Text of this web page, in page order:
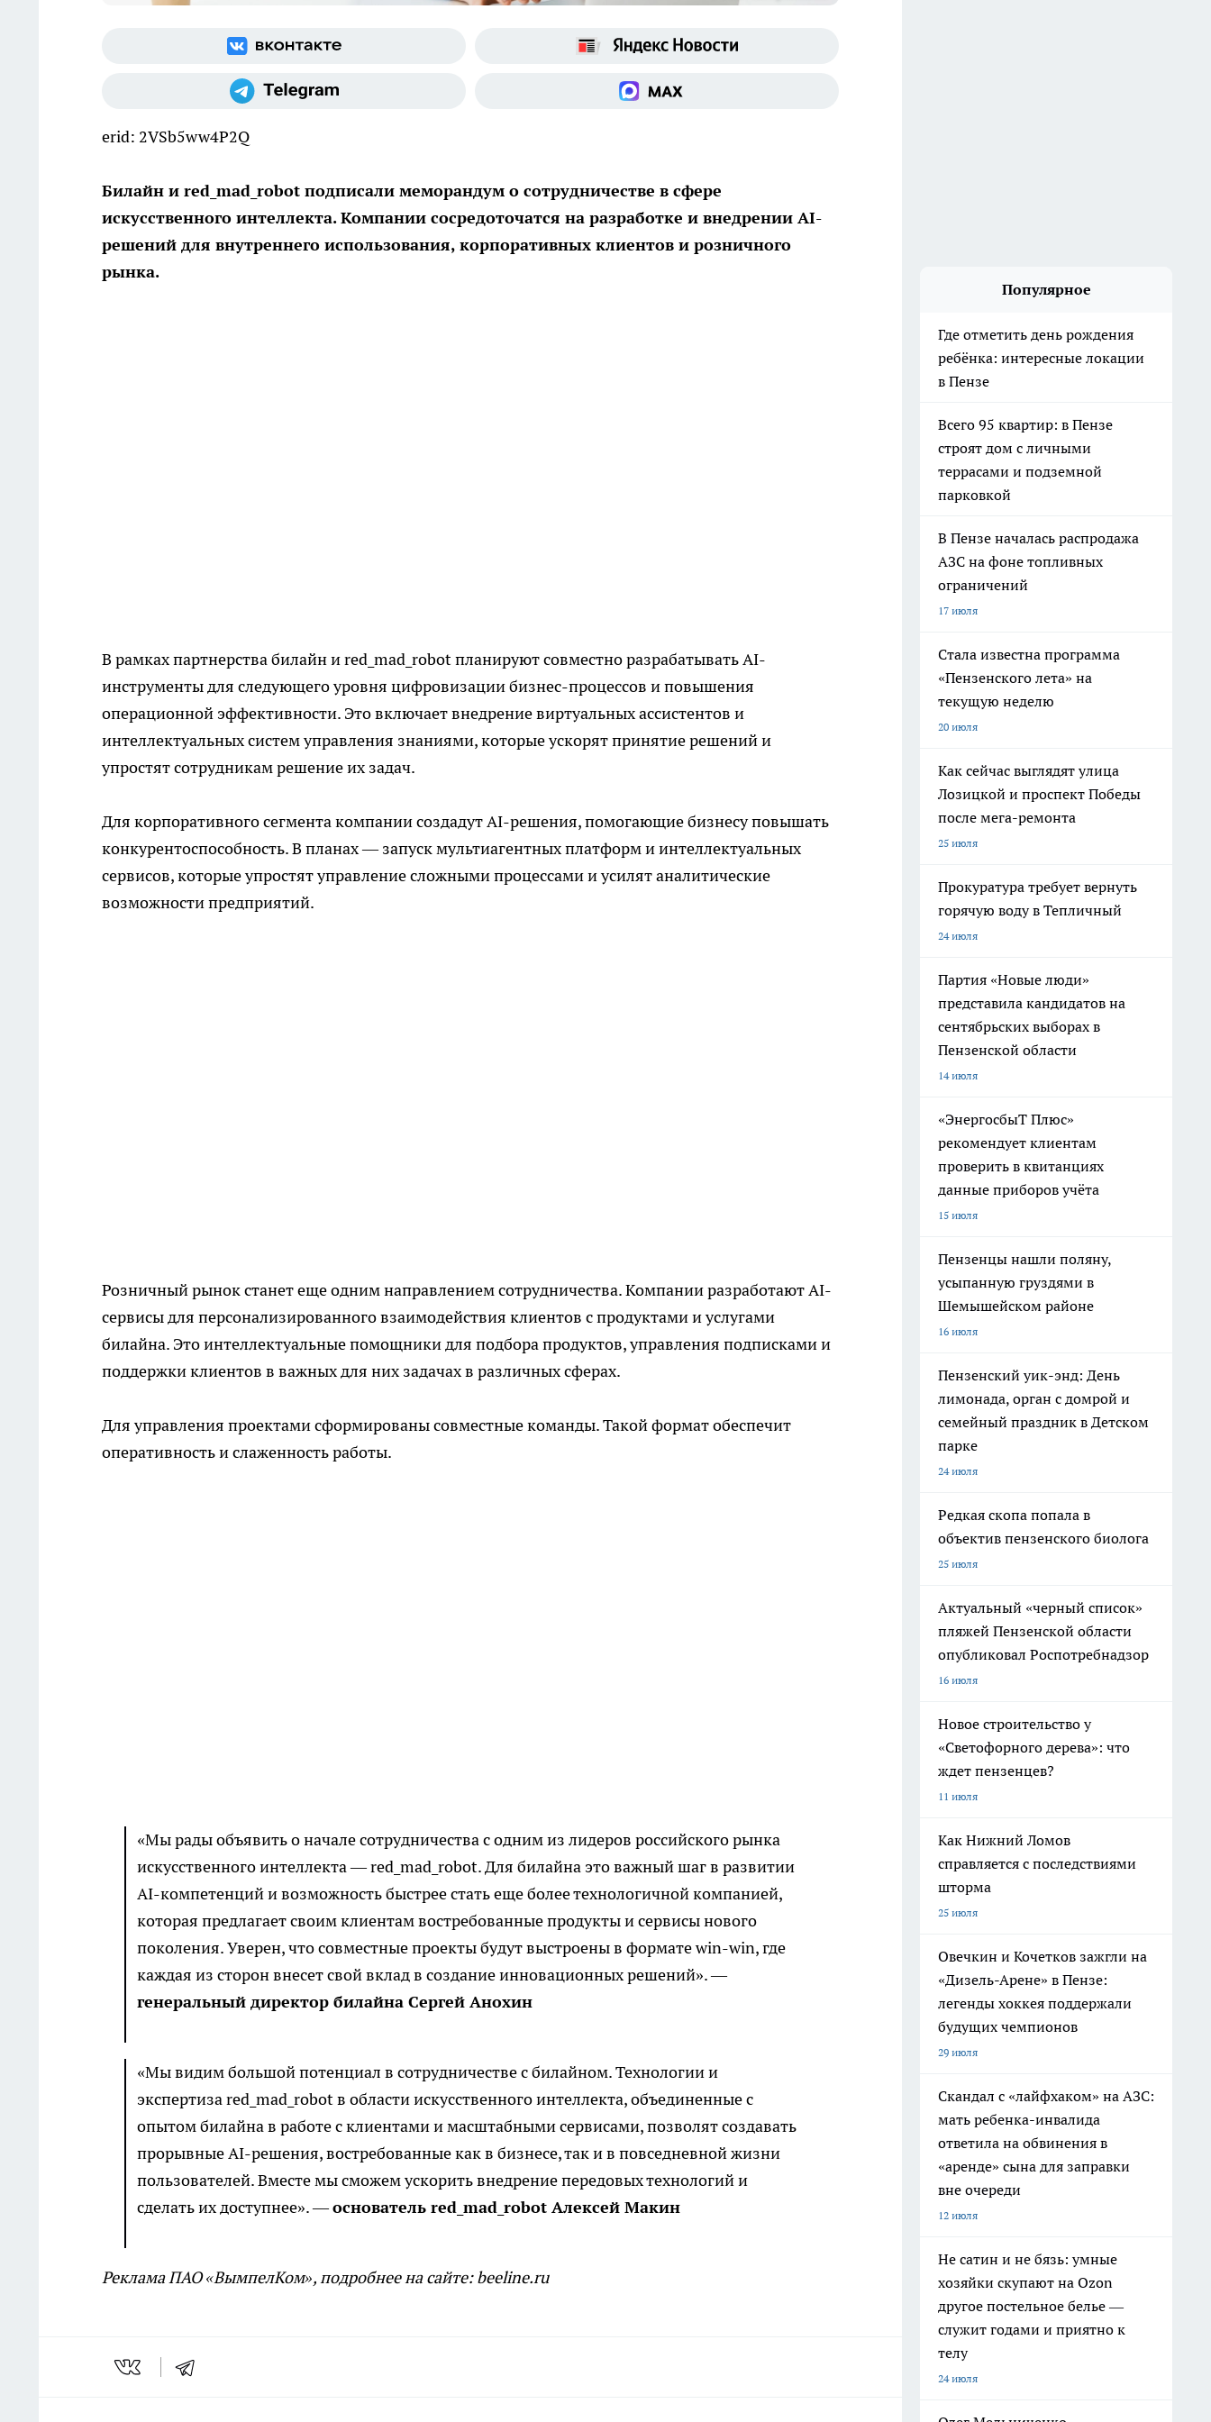
erid: 2VSb5ww4P2Q
Билайн и red_mad_robot подписали меморандум о сотрудничестве в сфере
искусственного интеллекта. Компании сосредоточатся на разработке и внедрении AI-
решений для внутреннего использования, корпоративных клиентов и розничного
рынка.
В рамках партнерства билайн и red_mad_robot планируют совместно разрабатывать AI-
инструменты для следующего уровня цифровизации бизнес-процессов и повышения
операционной эффективности. Это включает внедрение виртуальных ассистентов и
интеллектуальных систем управления знаниями, которые ускорят принятие решений и
упростят сотрудникам решение их задач.
Для корпоративного сегмента компании создадут AI-решения, помогающие бизнесу повышать
конкурентоспособность. В планах — запуск мультиагентных платформ и интеллектуальных
сервисов, которые упростят управление сложными процессами и усилят аналитические
возможности предприятий.
Розничный рынок станет еще одним направлением сотрудничества. Компании разработают AI-
сервисы для персонализированного взаимодействия клиентов с продуктами и услугами
билайна. Это интеллектуальные помощники для подбора продуктов, управления подписками и
поддержки клиентов в важных для них задачах в различных сферах.
Для управления проектами сформированы совместные команды. Такой формат обеспечит
оперативность и слаженность работы.
«Мы рады объявить о начале сотрудничества с одним из лидеров российского рынка
искусственного интеллекта — red_mad_robot. Для билайна это важный шаг в развитии
AI-компетенций и возможность быстрее стать еще более технологичной компанией,
которая предлагает своим клиентам востребованные продукты и сервисы нового
поколения. Уверен, что совместные проекты будут выстроены в формате win-win, где
каждая из сторон внесет свой вклад в создание инновационных решений». —
генеральный директор билайна Сергей Анохин
«Мы видим большой потенциал в сотрудничестве с билайном. Технологии и
экспертиза red_mad_robot в области искусственного интеллекта, объединенные с
опытом билайна в работе с клиентами и масштабными сервисами, позволят создавать
прорывные AI-решения, востребованные как в бизнесе, так и в повседневной жизни
пользователей. Вместе мы сможем ускорить внедрение передовых технологий и
сделать их доступнее». —основатель red_mad_robot Алексей Макин
Реклама ПАО «ВымпелКом», подробнее на сайте: beeline.ru
Популярное
Где отметить день рождения
ребёнка: интересные локации
в Пензе
Всего 95 квартир: в Пензе
строят дом с личными
террасами и подземной
парковкой
В Пензе началась распродажа
АЗС на фоне топливных
ограничений
17 июля
Стала известна программа
«Пензенского лета» на
текущую неделю
20 июля
Как сейчас выглядят улица
Лозицкой и проспект Победы
после мега-ремонта
25 июля
Прокуратура требует вернуть
горячую воду в Тепличный
24 июля
Партия «Новые люди»
представила кандидатов на
сентябрьских выборах в
Пензенской области
14 июля
«ЭнергосбыТ Плюс»
рекомендует клиентам
проверить в квитанциях
данные приборов учёта
15 июля
Пензенцы нашли поляну,
усыпанную груздями в
Шемышейском районе
16 июля
Пензенский уик-энд: День
лимонада, орган с домрой и
семейный праздник в Детском
парке
24 июля
Редкая скопа попала в
объектив пензенского биолога
25 июля
Актуальный «черный список»
пляжей Пензенской области
опубликовал Роспотребнадзор
16 июля
Новое строительство у
«Светофорного дерева»: что
ждет пензенцев?
11 июля
Как Нижний Ломов
справляется с последствиями
шторма
25 июля
Овечкин и Кочетков зажгли на
«Дизель-Арене» в Пензе:
легенды хоккея поддержали
будущих чемпионов
29 июля
Скандал с «лайфхаком» на АЗС:
мать ребенка-инвалида
ответила на обвинения в
«аренде» сына для заправки
вне очереди
12 июля
Не сатин и не бязь: умные
хозяйки скупают на Ozon
другое постельное белье —
служит годами и приятно к
телу
24 июля